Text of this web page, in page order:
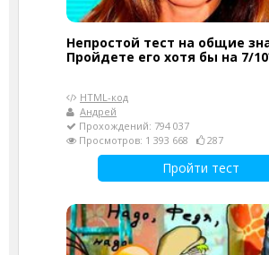
Непростой тест на общие
Пройдете его хотя бы на 7/
HTML-код
Андрей
Прохождений: 794 037
Просмотров: 1 393 668
287
Пройти тест